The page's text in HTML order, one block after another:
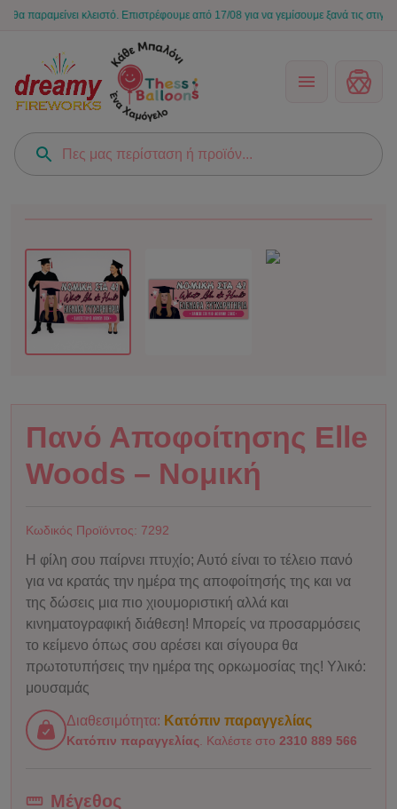
κλειστό. Επιστρέφουμε από 17/08 για να γεμίσουμε ξανά τις στιγμές
Πανό Αποφοίτησης Elle
Woods – Νομική
Κωδικός Προϊόντος: 7292
Η φίλη σου παίρνει πτυχίο; Αυτό είναι το τέλειο πανό
για να κρατάς την ημέρα της αποφοίτησής της και να
της δώσεις μια πιο χιουμοριστική αλλά και
κινηματογραφική διάθεση! Μπορείς να προσαρμόσεις
το κείμενο όπως σου αρέσει και σίγουρα θα
πρωτοτυπήσεις την ημέρα της ορκωμοσίας της! Υλικό:
μουσαμάς
Διαθεσιμότητα: Κατόπιν παραγγελίας
Κατόπιν παραγγελίας . Καλέστε στο 2310 889 566
Μέγεθος